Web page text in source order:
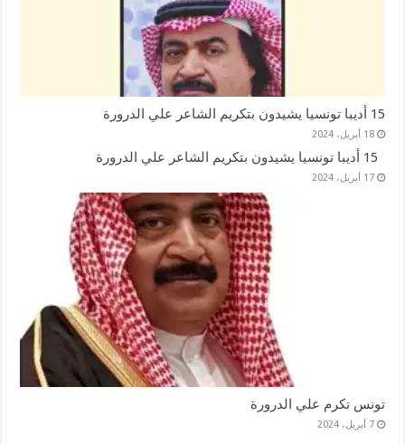
15 أديبا تونسيا يشيدون بتكريم الشاعر علي الدرورة
18 أبريل، 2024
17 أبريل، 2024
تونس تكرم علي الدرورة
7 أبريل، 2024